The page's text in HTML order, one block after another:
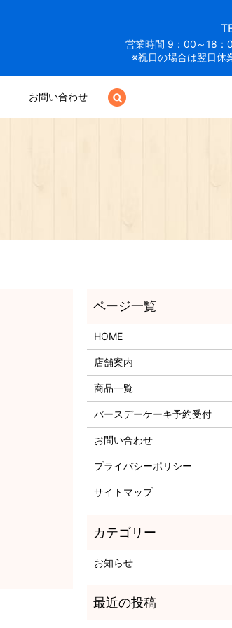
お問い合わせ search
営業時間 9：00～18
※祝日の場合は翌日休
HOME
店舗案内
商品一覧
バースデーケーキ予約受付
お問い合わせ
プライバシーポリシー
サイトマップ
お知らせ